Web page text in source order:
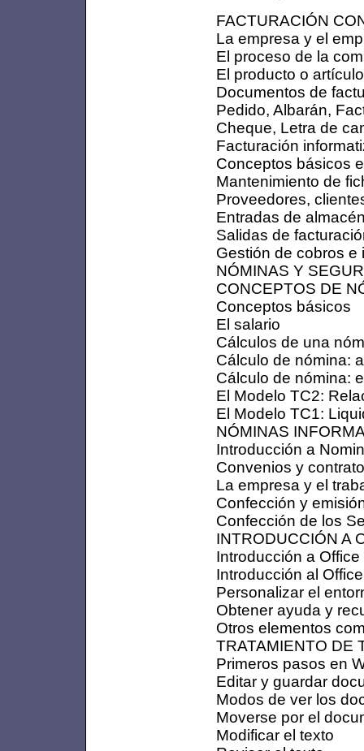
FACTURACIÓN
La empresa y el
El proceso de la
El producto o artículo
Documentos de
Pedido, Albarán,
Cheque, Letra de
Facturación
Conceptos básicos
Mantenimiento de
Proveedores,
Entradas de
Salidas de
Gestión de cobros e
NÓMINAS Y
CONCEPTOS DE
Conceptos básicos
El salario
Cálculos de una
Cálculo de nómina:
Cálculo de nómina:
El Modelo TC2:
El Modelo TC1:
NÓMINAS
Introducción a
Convenios y
La empresa y el
Confección y
Confección de los
INTRODUCCIÓN A
Introducción a Office
Introducción al Office
Personalizar el
Obtener ayuda y
Otros elementos
TRATAMIENTO DE
Primeros pasos en
Editar y guardar
Modos de ver los
Moverse por el
Modificar el texto